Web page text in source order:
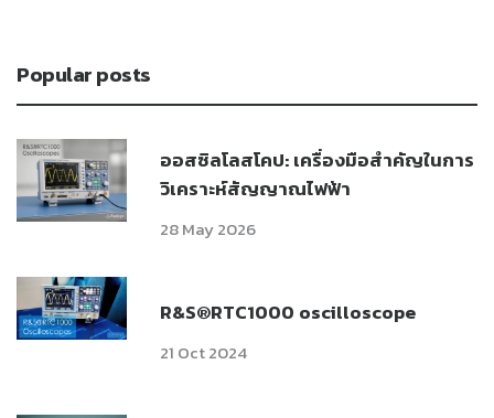
Popular posts
ออสซิลโลสโคป: เครื่องมือสำคัญในการ
วิเคราะห์สัญญาณไฟฟ้า
28 May 2026
R&S®RTC1000 oscilloscope
21 Oct 2024